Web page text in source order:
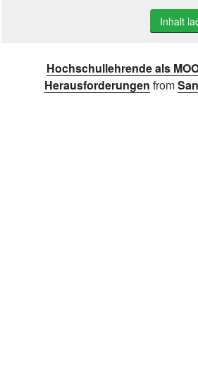
Inhalt
Hochschullehrende als
Herausforderungen from